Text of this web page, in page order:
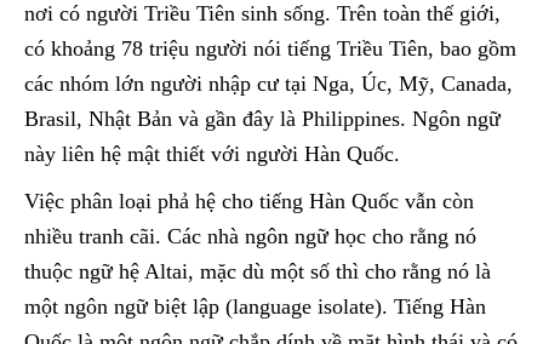
nơi có người Triều Tiên sinh sống. Trên toàn thế giới,
có khoảng 78 triệu người nói tiếng Triều Tiên, bao gồm
các nhóm lớn người nhập cư tại Nga, Úc, Mỹ, Canada,
Brasil, Nhật Bản và gần đây là Philippines. Ngôn ngữ
này liên hệ mật thiết với người Hàn Quốc.
Việc phân loại phả hệ cho tiếng Hàn Quốc vẫn còn
nhiều tranh cãi. Các nhà ngôn ngữ học cho rằng nó
thuộc ngữ hệ Altai, mặc dù một số thì cho rằng nó là
một ngôn ngữ biệt lập (language isolate). Tiếng Hàn